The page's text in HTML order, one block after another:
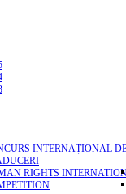
INTERNAȚIONAL
RIGHTS